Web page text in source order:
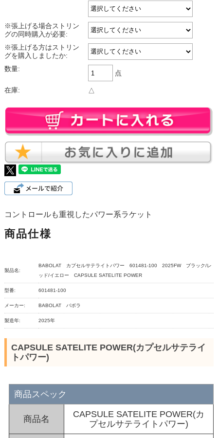
※張上げる場合ストリン
グの同時購入が必要:
※張上げる方はストリン
グを購入しましたか:
数量:
点
在庫: △
コントロールも重視したパワー系ラケット
商品仕様
製品名:
BABOLAT カプセルサテライトパワー 601481-100 2025FW ブラック/レ
ッド/イエロー CAPSULE SATELITE POWER
型番: 601481-100
メーカー: BABOLAT バボラ
製造年: 2025年
CAPSULE SATELITE POWER(カプセルサテライ
トパワー)
商品スペック
商品名
CAPSULE SATELITE POWER(カ
プセルサテライトパワー)